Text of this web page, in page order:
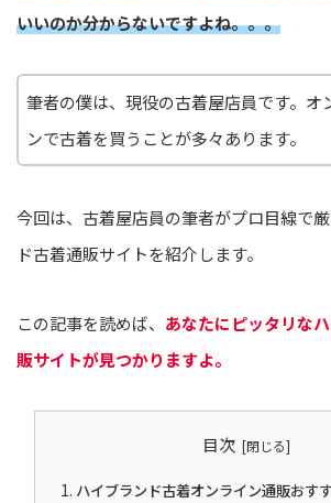
いいのか分からないですよね。。。
筆者の僕は、現役の古着屋店員です。オ
ンで古着を買うことが多々あります。
今回は、古着屋店員の筆者がプロ目線で
ド古着通販サイトを紹介します。
この記事を読めば、 あなたにピッタリな
販サイトが見つかりますよ。
目次
ハイブランド古着オンライン通販おす